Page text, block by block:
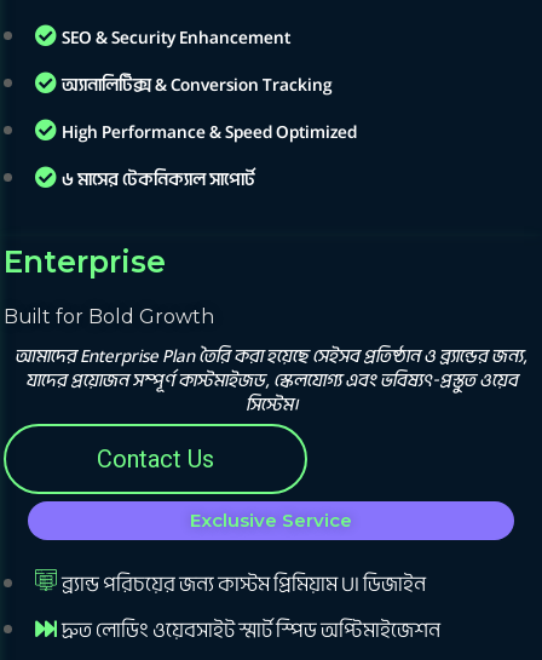
SEO & Security Enhancement
অ্যানালিটিক্স & Conversion Tracking
High Performance & Speed Optimized
৬ মাসের টেকনিক্যাল সাপোর্ট
Enterprise
Built for Bold Growth
আমাদের Enterprise Plan তৈরি করা হয়েছে সেইসব প্রতিষ্ঠান ও ব্র্যান্ডের জন্য,
যাদের প্রয়োজন সম্পূর্ণ কাস্টমাইজড, স্কেলযোগ্য এবং ভবিষ্যৎ-প্রস্তুত ওয়েব
সিস্টেম।
Contact Us
Exclusive Service
ব্র্যান্ড পরিচয়ের জন্য কাস্টম প্রিমিয়াম UI ডিজাইন
দ্রুত লোডিং ওয়েবসাইট স্মার্ট স্পিড অপ্টিমাইজেশন